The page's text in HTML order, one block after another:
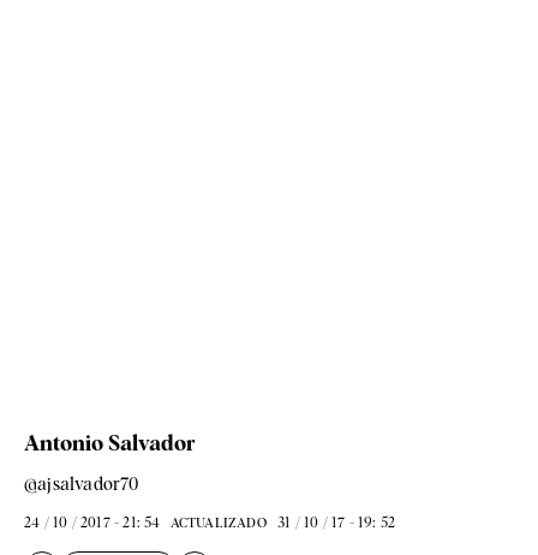
Antonio Salvador
@ajsalvador70
24 / 10 / 2017 - 21: 54 ACTUALIZADO 31 / 10 / 17 - 19: 52